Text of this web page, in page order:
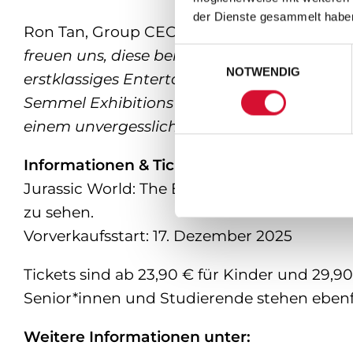
der Dienste gesammelt
Einwilligungsauswahl
NOTWENDIG
Ron Tan, Group CEO von NEON, ergänzt:
freuen uns, diese bemerkenswerte Reise
erstklassiges Entertainment bekannt ist.
Semmel Exhibitions laden wir Gäste ein,
einem unvergesslichen Erlebnis
Informationen & Tickets
Jurassic World: The Experience eröffnet
zu sehen.
Vorverkaufsstart: 17. Dezember 2025
Tickets sind ab 23,90 € für Kinder und
Senior*innen und Studierende stehen
Weitere Informationen unter: